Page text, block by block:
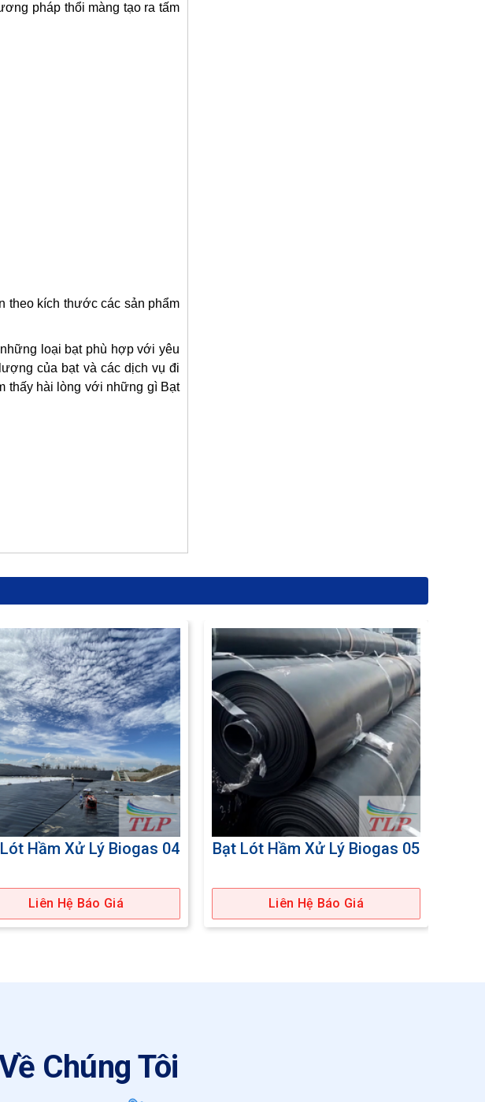
pháp thổi màng tạo ra tấm
theo kích thước các sản phẩm
loại bạt phù hợp với yêu
của bạt và các dịch vụ đi
thấy hài lòng với những gì Bạt
Hầm Xử Lý Biogas 04
Liên Hệ Báo Giá
Bạt Lót Hầm Xử Lý Biogas 05
Liên Hệ Báo Giá
Chúng Tôi